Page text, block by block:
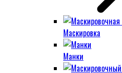
Маскировка
Манки